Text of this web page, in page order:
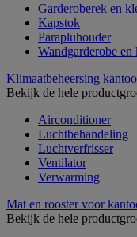
Garderoberek en
Kapstok
Parapluhouder
Wandgarderobe
Klimaatbeheersing
Bekijk de hele
Airconditioner
Luchtbehandeling
Luchtverfrisser
Ventilator
Verwarming
Mat en rooster voor
Bekijk de hele